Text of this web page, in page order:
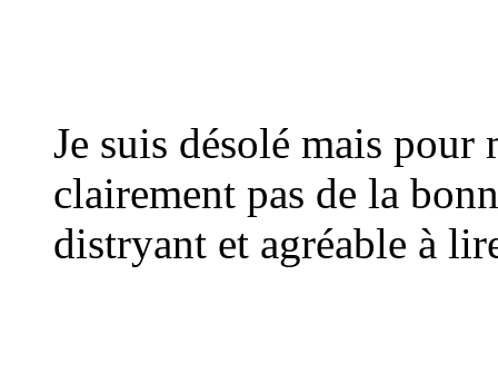
Je suis désolé mais
clairement pas de la
distryant et agréable à